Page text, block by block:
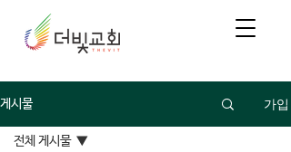
게시물 가입
전체 게시물